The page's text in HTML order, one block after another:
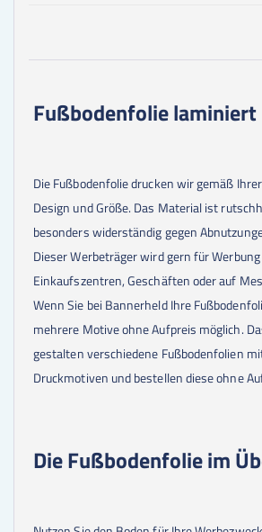
Fußbodenfolie laminiert
Die Fußbodenfolie drucken wir gemäß
Design und Größe. Das Material ist
besonders widerständig gegen
Dieser Werbeträger wird gern für
Einkaufszentren, Geschäften oder auf
Wenn Sie bei Bannerheld Ihre
mehrere Motive ohne Aufpreis möglich.
gestalten verschiedene Fußbodenfolien
Druckmotiven und bestellen diese ohne
Die Fußbodenfolie im